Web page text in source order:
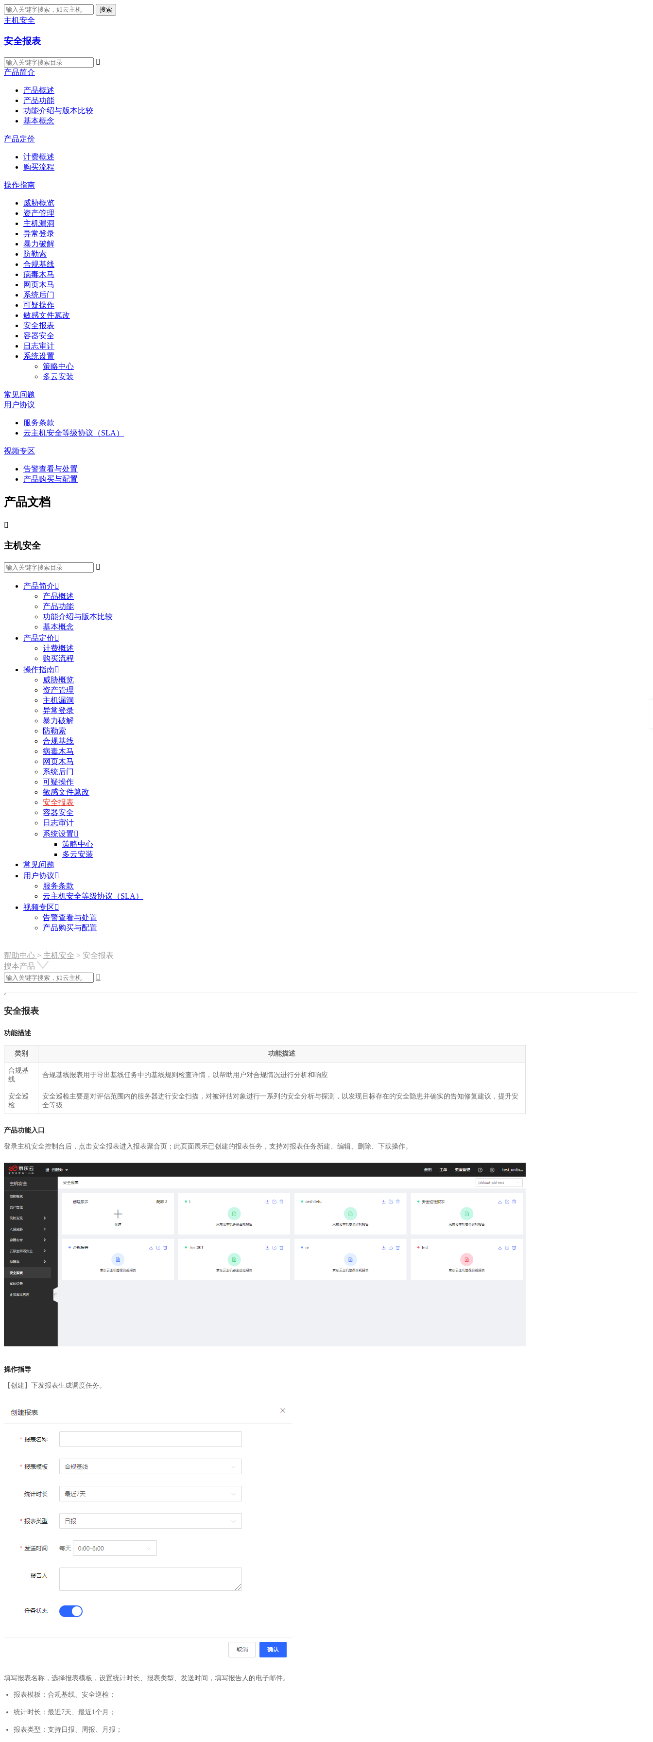
搜索
主机安全
安全报表

产品简介
产品概述
产品功能
功能介绍与版本比较
基本概念
产品定价
计费概述
购买流程
操作指南
威胁概览
资产管理
主机漏洞
异常登录
暴力破解
防勒索
合规基线
病毒木马
网页木马
系统后门
可疑操作
敏感文件篡改
安全报表
容器安全
日志审计
系统设置
策略中心
多云安装
常见问题
用户协议
服务条款
云主机安全等级协议（SLA）
视频专区
告警查看与处置
产品购买与配置
产品文档

主机安全

产品简介
产品概述
产品功能
功能介绍与版本比较
基本概念
产品定价
计费概述
购买流程
操作指南
威胁概览
资产管理
主机漏洞
异常登录
暴力破解
防勒索
合规基线
病毒木马
网页木马
系统后门
可疑操作
敏感文件篡改
安全报表
容器安全
日志审计
系统设置
策略中心
多云安装
常见问题
用户协议
服务条款
云主机安全等级协议（SLA）
视频专区
告警查看与处置
产品购买与配置
帮助中心 > 主机安全 > 安全报表
搜本产品

安全报表
功能描述
类别 功能描述
合规基
线
合规基线报表用于导出基线任务中的基线规则检查详情，以帮助用户对合规情况进行分析和响应
安全巡
检
安全巡检主要是对评估范围内的服务器进行安全扫描，对被评估对象进行一系列的安全分析与探测，以发现目标存在的安全隐患并确实的告知修复建议，提升安
全等级
产品功能入口
登录主机安全控制台后，点击安全报表进入报表聚合页；此页面展示已创建的报表任务，支持对报表任务新建、编辑、删除、下载操作。
操作指导
【创建】下发报表生成调度任务。
填写报表名称，选择报表模板，设置统计时长、报表类型、发送时间，填写报告人的电子邮件。
报表模板：合规基线、安全巡检；
统计时长：最近7天、最近1个月；
报表类型：支持日报、周报、月报；